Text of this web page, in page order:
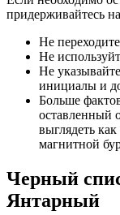
придерживайтесь
Не
Не
Не
инициалы и
Больше
оставленный
выглядеть
магнитной
Черный
Янтарный